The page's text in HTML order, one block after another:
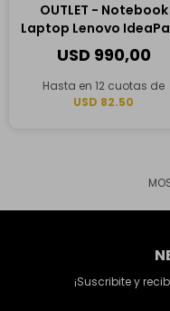
OUTLET - Notebook
Laptop Lenovo
15IJL7 15.5″, Intel
Silver N6000, 4GB RAM,
128GB SSD
USD 990,00
Hasta en 12 cuotas de
USD 82.50
¡Suscribite y